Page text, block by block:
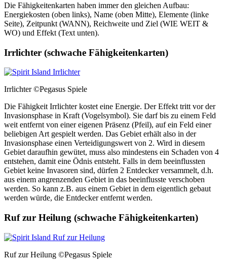
Die Fähigkeitenkarten haben immer den gleichen Aufbau:
Energiekosten (oben links), Name (oben Mitte), Elemente (linke
Seite), Zeitpunkt (WANN), Reichweite und Ziel (WIE WEIT &
WO) und Effekt (Text unten).
Irrlichter (schwache Fähigkeitenkarten)
Irrlichter©Pegasus Spiele
Die Fähigkeit Irrlichter kostet eine Energie. Der Effekt tritt vor der
Invasionsphase in Kraft (Vogelsymbol). Sie darf bis zu einem Feld
weit entfernt von einer eigenen Präsenz (Pfeil), auf ein Feld einer
beliebigen Art gespielt werden. Das Gebiet erhält also in der
Invasionsphase einen Verteidigungswert von 2. Wird in diesem
Gebiet daraufhin gewütet, muss also mindestens ein Schaden von 4
entstehen, damit eine Ödnis entsteht. Falls in dem beeinflussten
Gebiet keine Invasoren sind, dürfen 2 Entdecker versammelt, d.h.
aus einem angrenzenden Gebiet in das beeinflusste verschoben
werden. So kann z.B. aus einem Gebiet in dem eigentlich gebaut
werden würde, die Entdecker entfernt werden.
Ruf zur Heilung (schwache Fähigkeitenkarten)
Ruf zur Heilung ©Pegasus Spiele